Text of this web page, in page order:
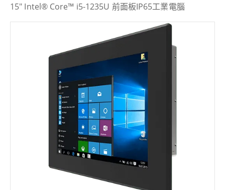
15" Intel® Core™ i5-1235U 前面板IP65工業電腦